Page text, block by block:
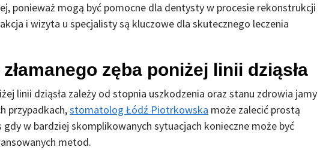
ponieważ mogą być pomocne dla dentysty w procesie rekonstrukcji
i wizyta u specjalisty są kluczowe dla skutecznego leczenia
zęba poniżej linii dziąsła
linii dziąsła zależy od stopnia uszkodzenia oraz stanu zdrowia jamy
przypadkach,stomatolog Łódź Piotrkowska może zalecić prostą
w bardziej skomplikowanych sytuacjach konieczne może być
metod.